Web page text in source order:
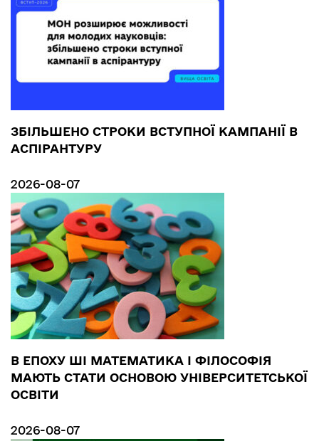
ЗБІЛЬШЕНО СТРОКИ ВСТУПНОЇ КАМПАНІЇ В
АСПІРАНТУРУ
2026-08-07
В ЕПОХУ ШІ МАТЕМАТИКА І ФІЛОСОФІЯ
МАЮТЬ СТАТИ ОСНОВОЮ УНІВЕРСИТЕТСЬКОЇ
ОСВІТИ
2026-08-07